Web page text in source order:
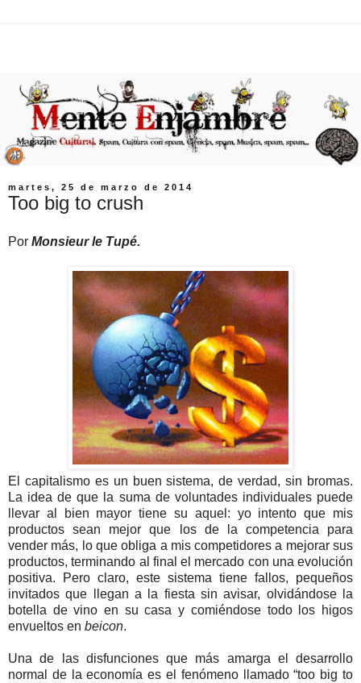
martes, 25 de marzo de 2014
Too big to crush
Por Monsieur le Tupé.
El capitalismo es un buen sistema, de verdad, sin bromas.
La idea de que la suma de voluntades individuales puede
llevar al bien mayor tiene su aquel: yo intento que mis
productos sean mejor que los de la competencia para
vender más, lo que obliga a mis competidores a mejorar sus
productos, terminando al final el mercado con una evolución
positiva. Pero claro, este sistema tiene fallos, pequeños
invitados que llegan a la fiesta sin avisar, olvidándose la
botella de vino en su casa y comiéndose todo los higos
envueltos en beicon.
Una de las disfunciones que más amarga el desarrollo
normal de la economía es el fenómeno llamado “too big to